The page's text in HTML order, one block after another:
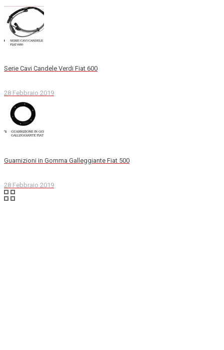
Serie Cavi Candele Verdi Fiat 600
28 Febbraio 2019
Guarnizioni in Gomma Galleggiante Fiat 500
28 Febbraio 2019